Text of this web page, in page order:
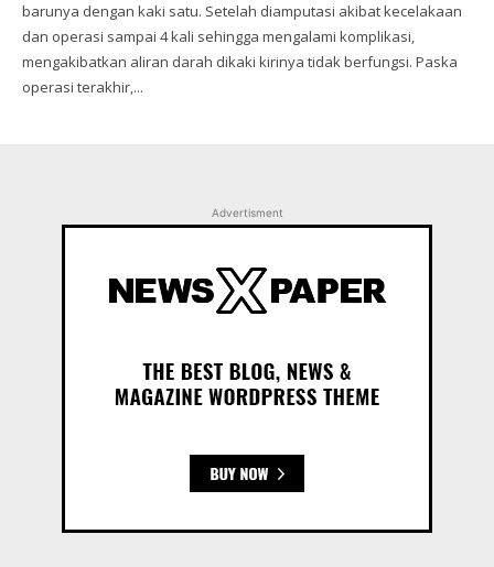
barunya dengan kaki satu. Setelah diamputasi akibat kecelakaan
dan operasi sampai 4 kali sehingga mengalami komplikasi,
mengakibatkan aliran darah dikaki kirinya tidak berfungsi. Paska
operasi terakhir,...
Advertisment